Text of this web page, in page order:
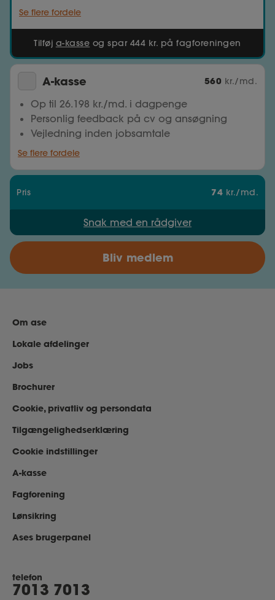
Se flere fordele
Tilføj a-kasse og spar 444 kr. på fagforeningen
A-kasse 560 kr./md.
Op til 26.198 kr./md. i dagpenge
Personlig feedback på cv og ansøgning
Vejledning inden jobsamtale
Se flere fordele
Pris 74 kr./md.
Snak med en rådgiver
Bliv medlem
Om ase
Lokale afdelinger
Jobs
Brochurer
Cookie, privatliv og persondata
Tilgængelighedserklæring
Cookie indstillinger
A-kasse
Fagforening
Lønsikring
Ases brugerpanel
telefon
7013 7013